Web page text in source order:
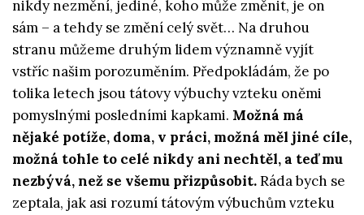
nikdy nezmění, jediné, koho může změnit, je on
sám – a tehdy se změní celý svět… Na druhou
stranu můžeme druhým lidem významně vyjít
vstříc našim porozuměním. Předpokládám, že po
tolika letech jsou tátovy výbuchy vzteku oněmi
pomyslnými posledními kapkami. Možná má
nějaké potíže, doma, v práci, možná měl jiné cíle,
možná tohle to celé nikdy ani nechtěl, a teď mu
nezbývá, než se všemu přizpůsobit.Ráda bych se
zeptala, jak asi rozumí tátovým výbuchům vzteku